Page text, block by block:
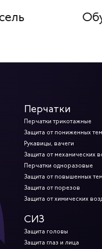
Перчатки
Перчатки трикотажные
Защита от пониженных
Рукавицы, вачеги
Защита от механических
Перчатки одноразовые
Защита от повышенных
Защита от порезов
Защита от химических
СИЗ
Защита головы
Защита глаз и лица